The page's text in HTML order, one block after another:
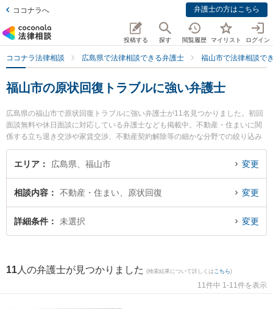
ココナラへ 弁護士の方はこちら
投稿する 探す 閲覧履歴 マイリスト ログイン
ココナラ法律相談 広島県で法律相談できる弁護士 福山市で法律相談で
福山市の原状回復トラブルに強い弁護士
広島県の福山市で原状回復トラブルに強い弁護士が11名見つかりました。初回
面談無料や休日面談に対応している弁護士なども掲載中。不動産・住まいに関
係する立ち退き交渉や家賃交渉、不動産契約解除等の細かな分野での絞り込み
検索もでき便利です。特に弁護士法人ばらのまち法律事務所の瀬尾 義裕弁護士
や福山あおい法律事務所の河原 優弁護士、福山あおい法律事務所の木村 衣里弁
談したい』『原状回復トラブルのトラブル解決の実績豊富な近くの弁護士を検
索したい』『初回相談無料で原状回復トラブルを法律相談できる福山市内の弁
護士に相談予約したい』などでお困りの相談者さんにおすすめです。
エリア 広島県、福山市 変更
相談内容 不動産・住まい、原状回復 変更
詳細条件 未選択 変更
11 人の弁護士が見つかりました (検索結果について詳しくは こちら)
11件中 1-11件を表示